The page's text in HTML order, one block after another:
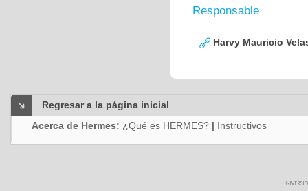
Responsable
Harvy Mauricio
Regresar a la página inicial
Acerca de Hermes: ¿Qué es HERMES? | Instructivos